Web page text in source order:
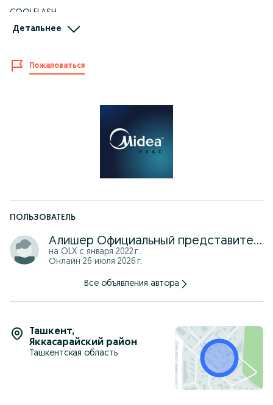
COOLFLASH
Охлаждение до 6°C всего за 10 минут и подача воздуха на
I CLEAN AIR MAGIC
Технология Air Magic уничтожает до 99 процентов вирусов
эффективно устраняющих бактерии и вирусы.
Технологии нового поколения для максимальной
надёжности и долговечности.
Продуманная конструкция для удобства монтажа.
Увеличенное рабочее пространство и улучшенный обзор для
более удобной установки.
Более быстрое охлаждение.
Усиленная циркуляция воздуха.
POWER COOLING BEATS THE HEAT
Стабильная и эффективная работа даже при температуре до
плюс 55°C.
Детальнее
Пожаловаться
ПОЛЬЗОВАТЕЛЬ
Алишер Официальный представитель
на OLX с января 2022 г.
Онлайн 26 июля 2026 г.
Все объявления автора
Ташкент,
Яккасарайский район
Ташкентская область